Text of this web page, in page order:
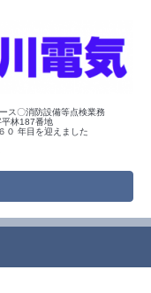
ス〇消防設備等点検業務
林187番地
０ 年目を迎えました